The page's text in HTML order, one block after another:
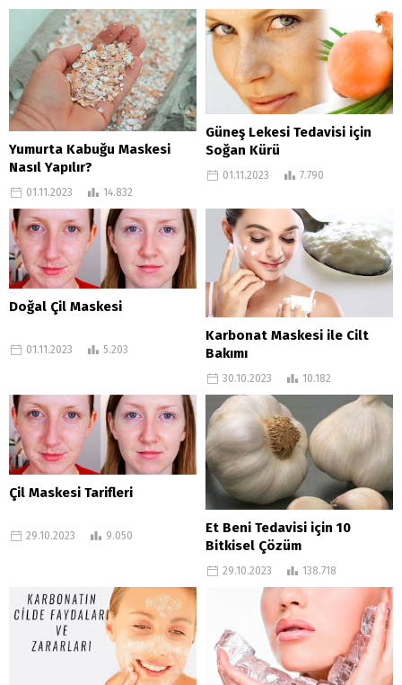
Yumurta Kabuğu Maskesi
Nasıl Yapılır?
01.11.2023 14.832
Güneş Lekesi Tedavisi için
Soğan Kürü
01.11.2023 7.790
Doğal Çil Maskesi
01.11.2023 5.203
Karbonat Maskesi ile Cilt
Bakımı
30.10.2023 10.182
Çil Maskesi Tarifleri
29.10.2023 9.050
Et Beni Tedavisi için 10
Bitkisel Çözüm
29.10.2023 138.718